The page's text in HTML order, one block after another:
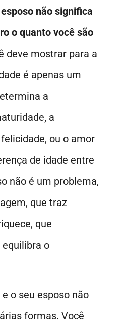
não significa
o quanto você são
deve mostrar para a
é apenas um
a
a
ou o amor
de idade entre
não é um problema,
que traz
que
o
o seu esposo não
formas. Você